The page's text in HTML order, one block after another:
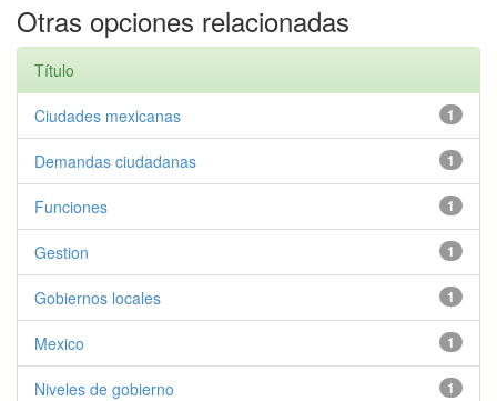
Otras opciones relacionadas
Título
1
Ciudades mexicanas
1
Demandas ciudadanas
1
Funciones
1
Gestion
1
Gobiernos locales
1
Mexico
1
Niveles de gobierno